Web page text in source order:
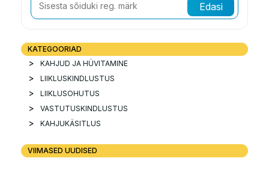
Edasi
KATEGOORIAD
KAHJUD JA HÜVITAMINE
LIIKLUSKINDLUSTUS
LIIKLUSOHUTUS
VASTUTUSKINDLUSTUS
KAHJUKÄSITLUS
VIIMASED UUDISED